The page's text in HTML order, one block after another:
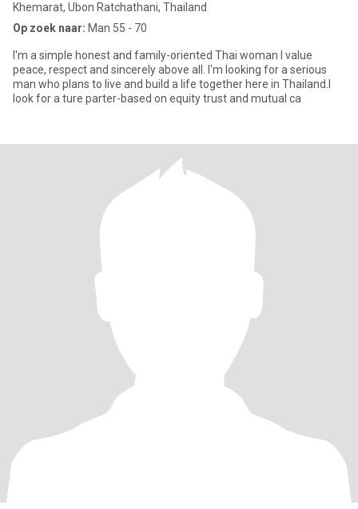
Khemarat, Ubon Ratchathani, Thailand
Op zoek naar: Man 55 - 70
I'm a simple honest and family-oriented Thai woman I value
peace, respect and sincerely above all. I'm looking for a serious
man who plans to live and build a life together here in Thailand.I
look for a ture parter-based on equity trust and mutual ca